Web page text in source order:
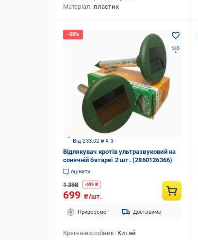
Матеріал пластик
Від 233.02 ₴ X 3
Відлякувач кротів ультразвуковий на
сонячній батареї 2 шт. (2860126366)
оцінити
1 398 -699 ₴
699 ₴/шт.
Привеземо Доставимо
Країна-виробник Китай